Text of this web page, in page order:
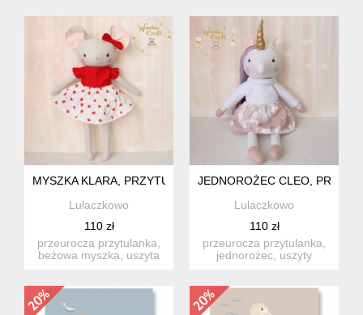
MYSZKA KLARA, PRZYTULANKA RĘCZNIE SZYTA, PREZENT
Lulaczkowo
110 zł
przeurocza przytulanka,
beżowa myszka, uszyta
JEDNOROŻEC CLEO,
Lulaczkowo
110 zł
przeurocza przytulanka,
jednorożec, uszyty